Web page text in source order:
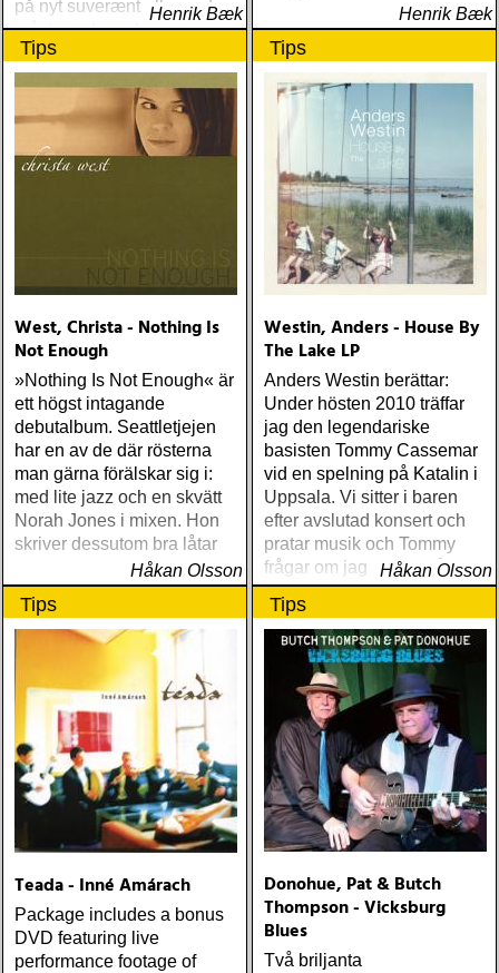
på nyt suverænt album, der
måske er hans bedste
gennem tiderne
Henrik Bæk
Henrik Bæk
Tips
West, Christa - Nothing Is
Not Enough
»Nothing Is Not Enough« är
ett högst intagande
debutalbum. Seattletjejen
har en av de där rösterna
man gärna förälskar sig i:
med lite jazz och en skvätt
Norah Jones i mixen. Hon
skriver dessutom bra låtar
Håkan Olsson
Tips
Westin, Anders - House By
The Lake LP
Anders Westin berättar:
Under hösten 2010 träffar
jag den legendariske
basisten Tommy Cassemar
vid en spelning på Katalin i
Uppsala. Vi sitter i baren
efter avslutad konsert och
pratar musik och Tommy
frågar om jag spelar något
instrument
Håkan Olsson
Tips
Teada - Inné Amárach
Package includes a bonus
DVD featuring live
performance footage of
Tips
Donohue, Pat & Butch
Thompson - Vicksburg
Blues
Två briljanta